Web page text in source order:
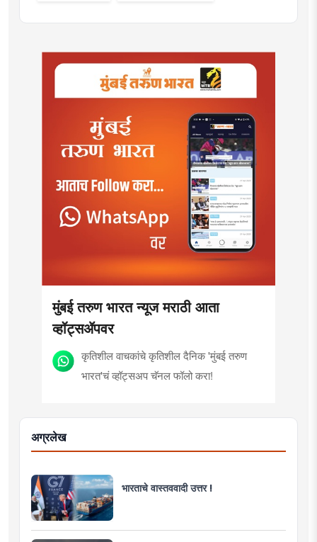
मुंबई तरुण भारत न्यूज मराठी आता
व्हॉट्सॲपवर
कृतिशील वाचकांचे कृतिशील दैनिक 'मुंबई तरुण
भारत'चं व्हॉट्सअप चॅनल फॉलो करा!
अग्रलेख
भारताचे वास्तववादी उत्तर !